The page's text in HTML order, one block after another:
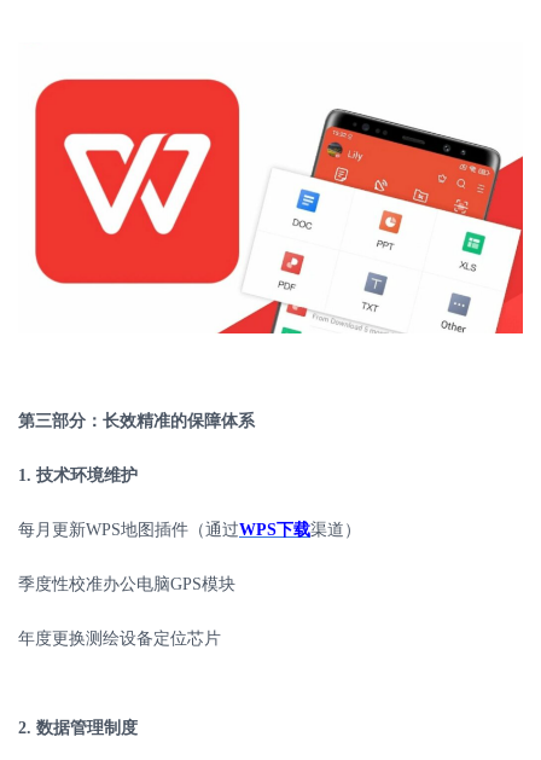
第三部分：长效精准的保障体系
1. 技术环境维护
每月更新WPS地图插件（通过WPS下载渠道）
季度性校准办公电脑GPS模块
年度更换测绘设备定位芯片
2. 数据管理制度